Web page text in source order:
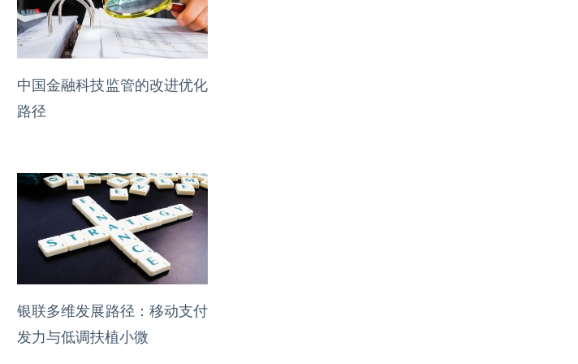
中国金融科技监管的改进优化
路径
银联多维发展路径：移动支付
发力与低调扶植小微